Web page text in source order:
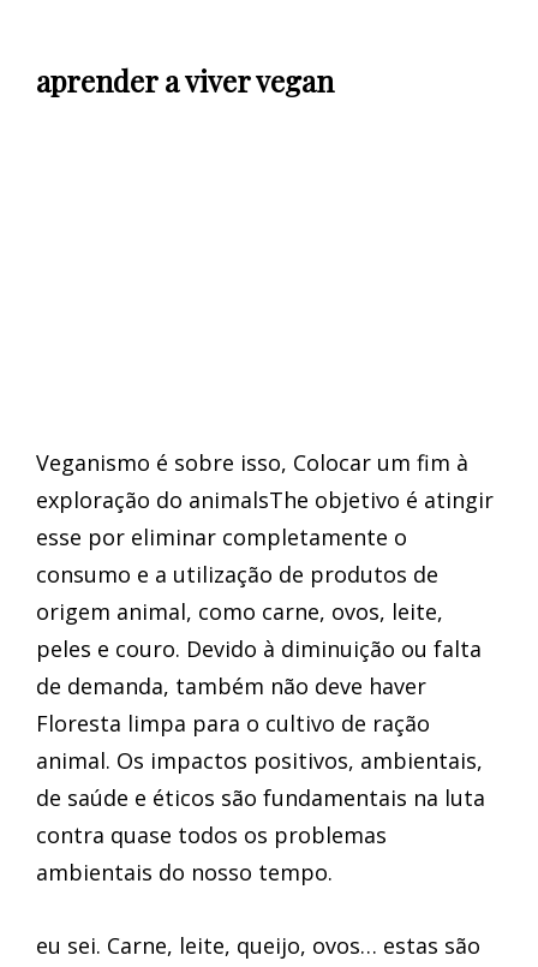
aprender a viver vegan
Veganismo é sobre isso, Colocar um fim à
exploração do animalsThe objetivo é atingir
esse por eliminar completamente o
consumo e a utilização de produtos de
origem animal, como carne, ovos, leite,
peles e couro. Devido à diminuição ou falta
de demanda, também não deve haver
Floresta limpa para o cultivo de ração
animal. Os impactos positivos, ambientais,
de saúde e éticos são fundamentais na luta
contra quase todos os problemas
ambientais do nosso tempo.
eu sei. Carne, leite, queijo, ovos… estas são